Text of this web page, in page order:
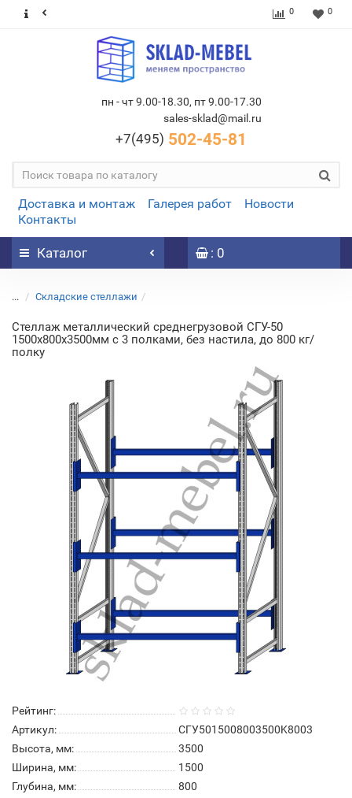
0 0
пн - чт 9.00-18.30, пт 9.00-17.30
sales-sklad@mail.ru
+7(495) 502-45-81
Доставка и монтаж Галерея работ
Новости
Контакты
Каталог : 0
... Складские стеллажи
Стеллаж металлический среднегрузовой СГУ-50
1500х800х3500мм с 3 полками, без настила, до 800 кг/
полку
Рейтинг:
Артикул:
СГУ5015008003500K8003
Высота, мм:
3500
Ширина, мм:
1500
Глубина, мм:
800